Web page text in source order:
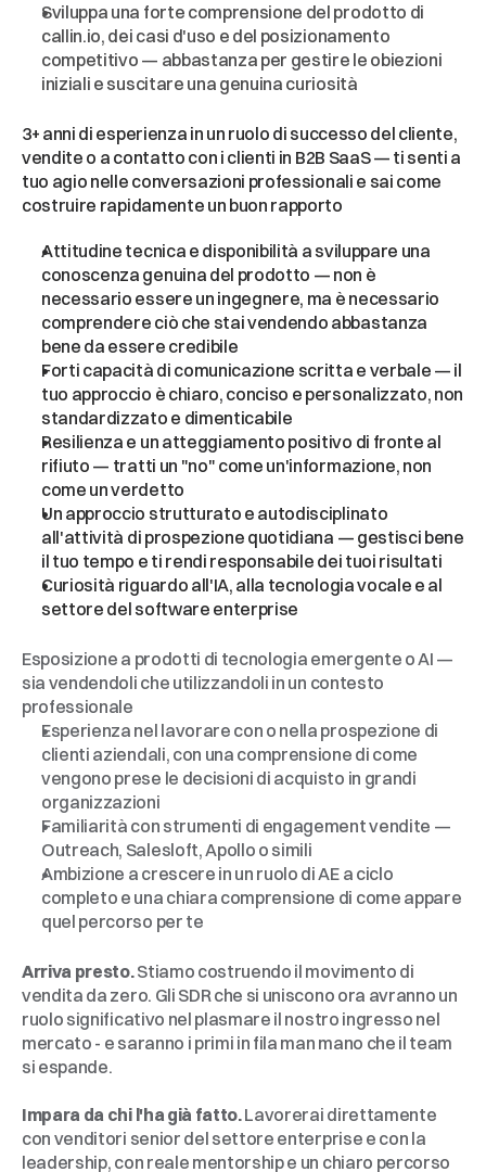
Sviluppa una forte comprensione del prodotto di
callin.io, dei casi d'uso e del posizionamento
competitivo — abbastanza per gestire le obiezioni
iniziali e suscitare una genuina curiosità
3+ anni di esperienza in un ruolo di successo del cliente,
vendite o a contatto con i clienti in B2B SaaS — ti senti a
tuo agio nelle conversazioni professionali e sai come
costruire rapidamente un buon rapporto
Attitudine tecnica e disponibilità a sviluppare una
conoscenza genuina del prodotto — non è
necessario essere un ingegnere, ma è necessario
comprendere ciò che stai vendendo abbastanza
bene da essere credibile
Forti capacità di comunicazione scritta e verbale — il
tuo approccio è chiaro, conciso e personalizzato, non
standardizzato e dimenticabile
Resilienza e un atteggiamento positivo di fronte al
rifiuto — tratti un "no" come un'informazione, non
come un verdetto
Un approccio strutturato e autodisciplinato
all'attività di prospezione quotidiana — gestisci bene
il tuo tempo e ti rendi responsabile dei tuoi risultati
Curiosità riguardo all'IA, alla tecnologia vocale e al
settore del software enterprise
Esposizione a prodotti di tecnologia emergente o AI —
sia vendendoli che utilizzandoli in un contesto
professionale
Esperienza nel lavorare con o nella prospezione di
clienti aziendali, con una comprensione di come
vengono prese le decisioni di acquisto in grandi
organizzazioni
Familiarità con strumenti di engagement vendite —
Outreach, Salesloft, Apollo o simili
Ambizione a crescere in un ruolo di AE a ciclo
completo e una chiara comprensione di come appare
quel percorso per te
Arriva presto. Stiamo costruendo il movimento di
vendita da zero. Gli SDR che si uniscono ora avranno un
ruolo significativo nel plasmare il nostro ingresso nel
mercato - e saranno i primi in fila man mano che il team
si espande.
Impara da chi l'ha già fatto. Lavorerai direttamente
con venditori senior del settore enterprise e con la
leadership, con reale mentorship e un chiaro percorso